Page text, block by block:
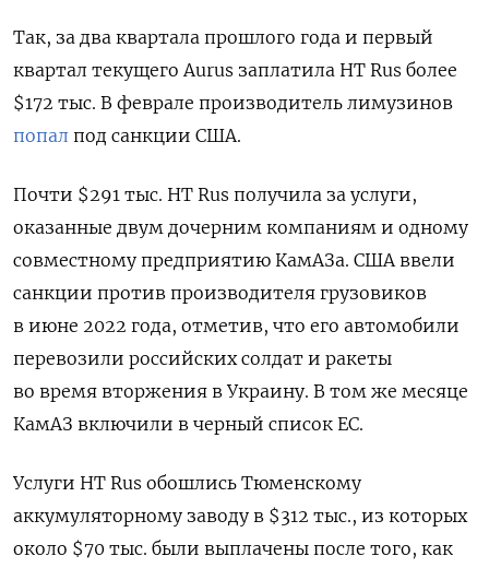
Так, за два квартала прошлого года и первый
квартал текущего Aurus заплатила HT Rus более
$172 тыс. В феврале производитель лимузинов
попал под санкции США.
Почти $291 тыс. HT Rus получила за услуги,
оказанные двум дочерним компаниям и одному
совместному предприятию КамАЗа. США ввели
санкции против производителя грузовиков
в июне 2022 года, отметив, что его автомобили
перевозили российских солдат и ракеты
во время вторжения в Украину. В том же месяце
КамАЗ включили в черный список ЕС.
Услуги HT Rus обошлись Тюменскому
аккумуляторному заводу в $312 тыс., из которых
около $70 тыс. были выплачены после того, как